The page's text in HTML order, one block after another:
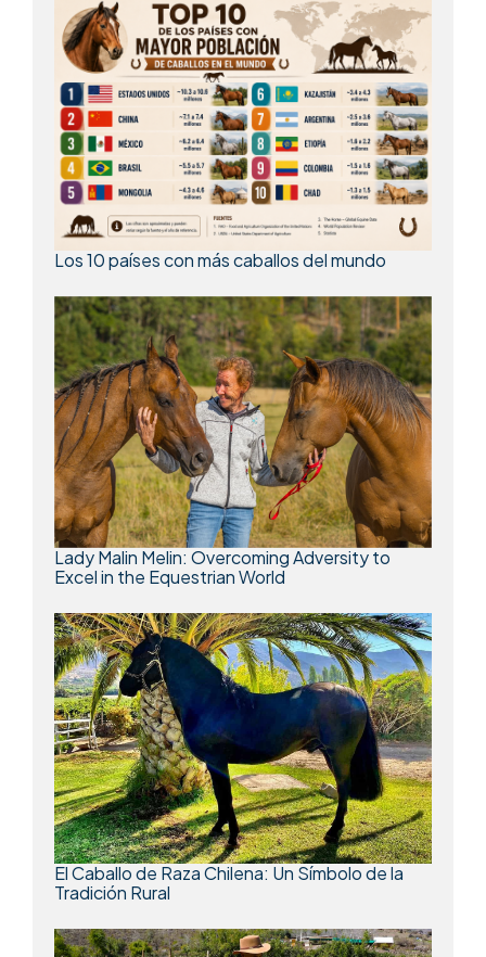
Los 10 países con más caballos del mundo
Lady Malin Melin: Overcoming Adversity to
Excel in the Equestrian World
El Caballo de Raza Chilena: Un Símbolo de la
Tradición Rural